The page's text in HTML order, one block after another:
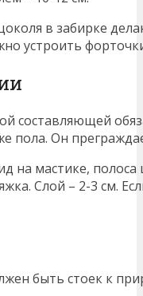
в забирке
устроить
составляющей
пола. Он
на мастике, полоса
Слой – 2-3 см.
быть стоек к